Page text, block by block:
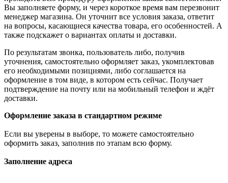
Вы заполняете форму, и через короткое время вам перезвонит
менеджер магазина. Он уточнит все условия заказа, ответит
на вопросы, касающиеся качества товара, его особенностей. А
также подскажет о вариантах оплаты и доставки.
По результатам звонка, пользователь либо, получив
уточнения, самостоятельно оформляет заказ, укомплектовав
его необходимыми позициями, либо соглашается на
оформление в том виде, в котором есть сейчас. Получает
подтверждение на почту или на мобильный телефон и ждёт
доставки.
Оформление заказа в стандартном режиме
Если вы уверены в выборе, то можете самостоятельно
оформить заказ, заполнив по этапам всю форму.
Заполнение адреса